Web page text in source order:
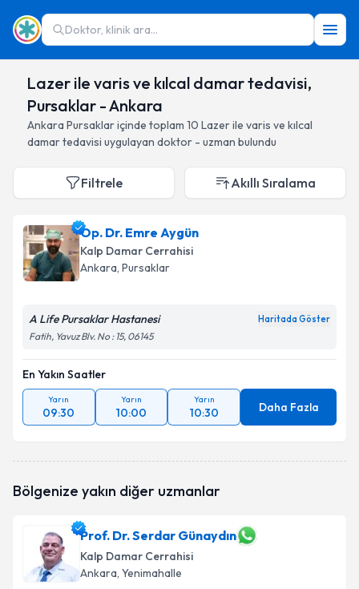
Doktor, klinik ara...
Lazer ile varis ve kılcal damar tedavisi,
Pursaklar - Ankara
Ankara Pursaklariçinde toplam 10 Lazer ile varis ve kılcal
damar tedavisi uygulayan doktor - uzman bulundu
Filtrele Akıllı Sıralama
Op. Dr. Emre Aygün
Kalp Damar Cerrahisi
Ankara, Pursaklar
A Life Pursaklar Hastanesi Haritada Göster
Fatih, Yavuz Blv. No : 15, 06145
En Yakın Saatler
Yarın
09:30
Yarın
10:00
Yarın
10:30 Daha Fazla
Bölgenize yakın diğer uzmanlar
Prof. Dr. Serdar Günaydın
Kalp Damar Cerrahisi
Ankara, Yenimahalle